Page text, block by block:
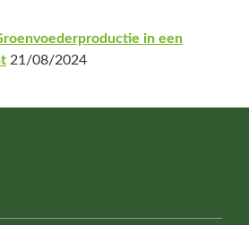
in een
21/08/2024